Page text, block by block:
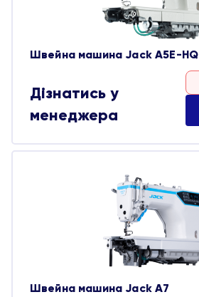
Швейна машина Jack A5E-HQ
Дізнатись у
менеджера
Швейна машина Jack A7